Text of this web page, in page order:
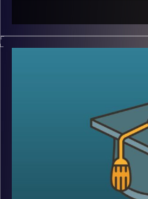
את מכון סגול
מדעי החברה. את
נוספת – שילוב
אנשי חינוך בכדי
המחקר על
מוחיות של אנשים